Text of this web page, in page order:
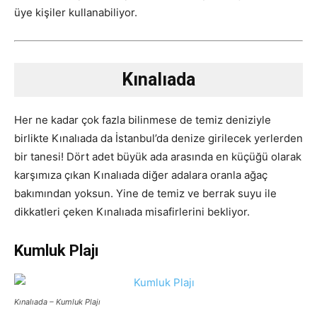
üye kişiler kullanabiliyor.
Kınalıada
Her ne kadar çok fazla bilinmese de temiz deniziyle
birlikte Kınalıada da İstanbul’da denize girilecek yerlerden
bir tanesi! Dört adet büyük ada arasında en küçüğü olarak
karşımıza çıkan Kınalıada diğer adalara oranla ağaç
bakımından yoksun. Yine de temiz ve berrak suyu ile
dikkatleri çeken Kınalıada misafirlerini bekliyor.
Kumluk Plajı
Kınalıada – Kumluk Plajı